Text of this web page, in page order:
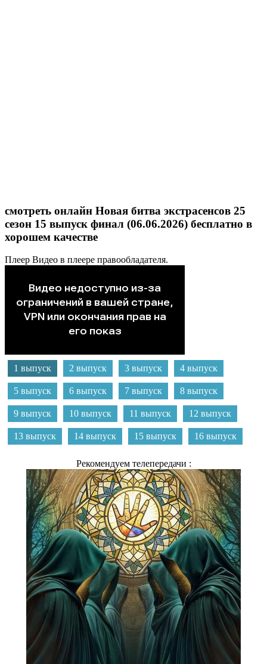
смотреть онлайн Новая битва экстрасенсов 25
сезон 15 выпуск финал (06.06.2026) бесплатно в
хорошем качестве
Плеер Видео в плеере правообладателя.
1 выпуск 2 выпуск 3 выпуск 4 выпуск
5 выпуск 6 выпуск 7 выпуск 8 выпуск
9 выпуск 10 выпуск 11 выпуск 12 выпуск
13 выпуск 14 выпуск 15 выпуск 16 выпуск
Рекомендуем телепередачи :